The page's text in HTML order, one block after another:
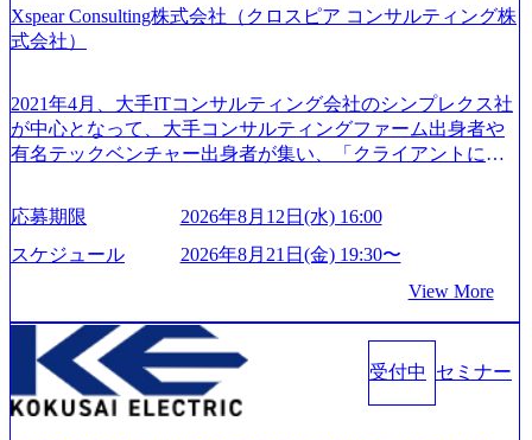
制、有給休暇初年度10日（消化率46.3%）、特別休暇5日な
ど、充実した休暇制度を整備している。 ​ 月平均残業時間は
リフレッシュ休暇など、社員同士の交流や健康をサポート
する取り組みが充実している。 2026年8月13日(木) 19:00～2
0:30予定 2026年8月7日(金) 16:00 コンサル業界の動向や業務
界セミナーを実施しています。 ●前回開催時のアンケート
ージのぼんやりしていた部分が明確になりました」「業界
の全体感や実際に働いていらっしゃる方の体感的なお話を
回す、結果が出るまでやり抜く 2026年8月14日(金) 19:00〜2
0:00 (60分) 2026年8月7日(金) 16:00 本説明会は、選考の前段
です。評価の場ではないため、キャリアを検討中の段階の
方にもご参加いただけます。 連休中の平日夜という日程の
ため、在職中の方も有給を取得することなく、現職への配
慮なくご参加いただけます。帰省先からのオンライン参加
旅行事業の内容とビジネスモデル/今後の構想・事業展開/入
社後のキャリアパス ・質疑応答(20分) オンライン (Google M
eet) ・営業・マーケティングなど、ビジネスサイドでのキャ
リアを検討されている方 ・転職を具体的に決めてはいない
が、情報収集を進めたい段階の方 ・東京・大阪での勤務を
希望される方
Xspear Consulting株式会社（クロスピア コンサルティング株
式会社）
2021年4月、大手ITコンサルティング会社のシンプレクス社
が中心となって、大手コンサルティングファーム出身者や
有名テックベンチャー出身者が集い、「クライアントにと
い」という想いの下で立ち上げた新鋭ファーム テクノロジ
ーがビジネスの成功に大きな影響力を持つDX時代におい
て、20年以上にわたってFintech業界を中心に最先端テクノ
つ、あらゆる業種・業界のクライアントの企業価値の最大
化を支援するために、戦略策定、組織改革、人材育成、業
務改善、実行支援などのコンサルティングサービスを一気
通貫で提供するのが特徴（いわゆる総合コンサルティング
ファーム） 社名の由来は”DXエリアにSpir（槍）を指して
応募期限
2026年8月12日(水) 16:00
スケジュール
2026年8月21日(金) 19:30〜
View More
受付中 セミナー